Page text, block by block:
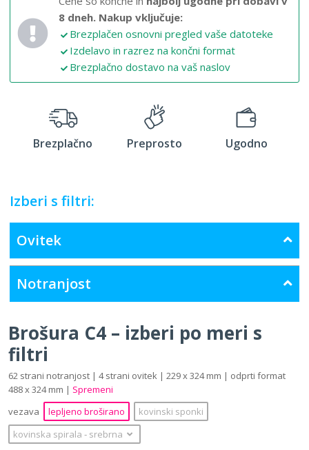
8 dneh. Nakup vključuje:
Brezplačen osnovni pregled vaše datoteke
Izdelavo in razrez na končni format
Brezplačno dostavo na vaš naslov
Brezplačno Preprosto Ugodno
Izberi s filtri:
Ovitek
Notranjost
Brošura C4 – izberi po meri s
filtri
62 strani notranjost | 4 strani ovitek | 229 x 324 mm | odprti format
488 x 324 mm | Spremeni
vezava
lepljeno broširano
kovinski sponki
kovinska spirala ‐ srebrna